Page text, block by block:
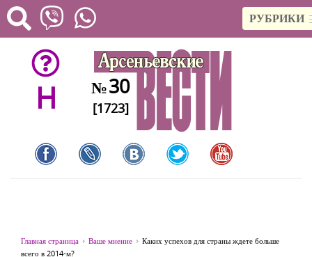
РУБРИКИ
H №30
[1723]
Главная страница Ваше мнение
Каких успехов для страны ждете больше
всего в 2014-м?